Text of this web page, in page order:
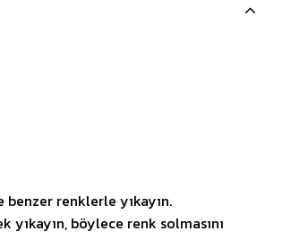
benzer renklerle yıkayın.
yıkayın, böylece renk solmasını